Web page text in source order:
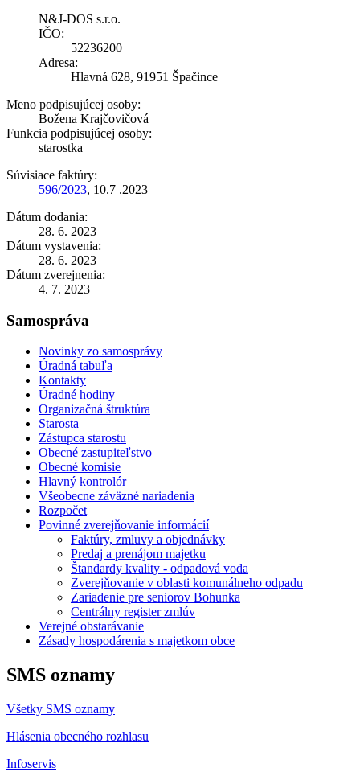
N&J-DOS s.r.o.
IČO:
52236200
Adresa:
Hlavná 628, 91951 Špačince
Meno podpisujúcej osoby:
Božena Krajčovičová
Funkcia podpisujúcej osoby:
starostka
Súvisiace faktúry:
596/2023, 10.7 .2023
Dátum dodania:
28. 6. 2023
Dátum vystavenia:
28. 6. 2023
Dátum zverejnenia:
4. 7. 2023
Samospráva
Novinky zo samosprávy
Úradná tabuľa
Kontakty
Úradné hodiny
Organizačná štruktúra
Starosta
Zástupca starostu
Obecné zastupiteľstvo
Obecné komisie
Hlavný kontrolór
Všeobecne záväzné nariadenia
Rozpočet
Povinné zverejňovanie informácií
Faktúry, zmluvy a objednávky
Predaj a prenájom majetku
Štandardy kvality - odpadová voda
Zverejňovanie v oblasti komunálneho odpadu
Zariadenie pre seniorov Bohunka
Centrálny register zmlúv
Verejné obstarávanie
Zásady hospodárenia s majetkom obce
SMS oznamy
Všetky SMS oznamy
Hlásenia obecného rozhlasu
Infoservis